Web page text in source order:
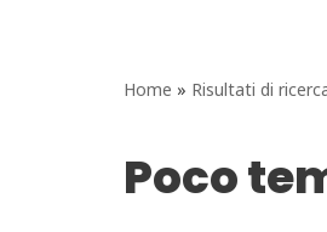
Home » Risultati di
Poco